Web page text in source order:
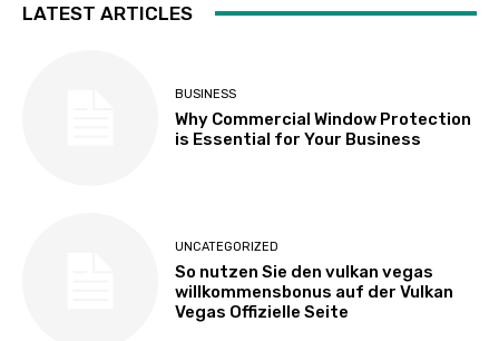
LATEST ARTICLES
BUSINESS
Why Commercial Window Protection
is Essential for Your Business
UNCATEGORIZED
So nutzen Sie den vulkan vegas
willkommensbonus auf der Vulkan
Vegas Offizielle Seite